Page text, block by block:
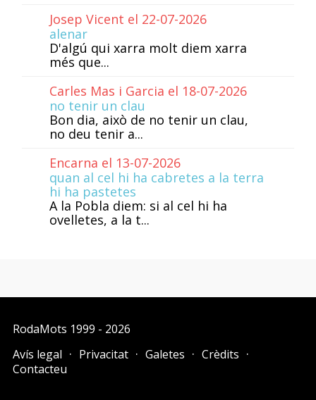
Josep Vicent el 22-07-2026
alenar
D'algú qui xarra molt diem xarra
més que...
Carles Mas i Garcia el 18-07-2026
no tenir un clau
Bon dia, això de no tenir un clau,
no deu tenir a...
Encarna el 13-07-2026
quan al cel hi ha cabretes a la terra
hi ha pastetes
A la Pobla diem: si al cel hi ha
ovelletes, a la t...
RodaMots 1999 - 2026
Avís legal
Privacitat Galetes
Crèdits
Contacteu